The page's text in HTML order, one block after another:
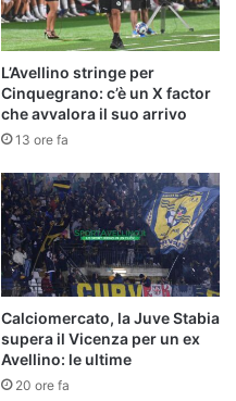
L’Avellino stringe per
Cinquegrano: c’è un X factor
che avvalora il suo arrivo
13 ore fa
Calciomercato, la Juve Stabia
supera il Vicenza per un ex
Avellino: le ultime
20 ore fa